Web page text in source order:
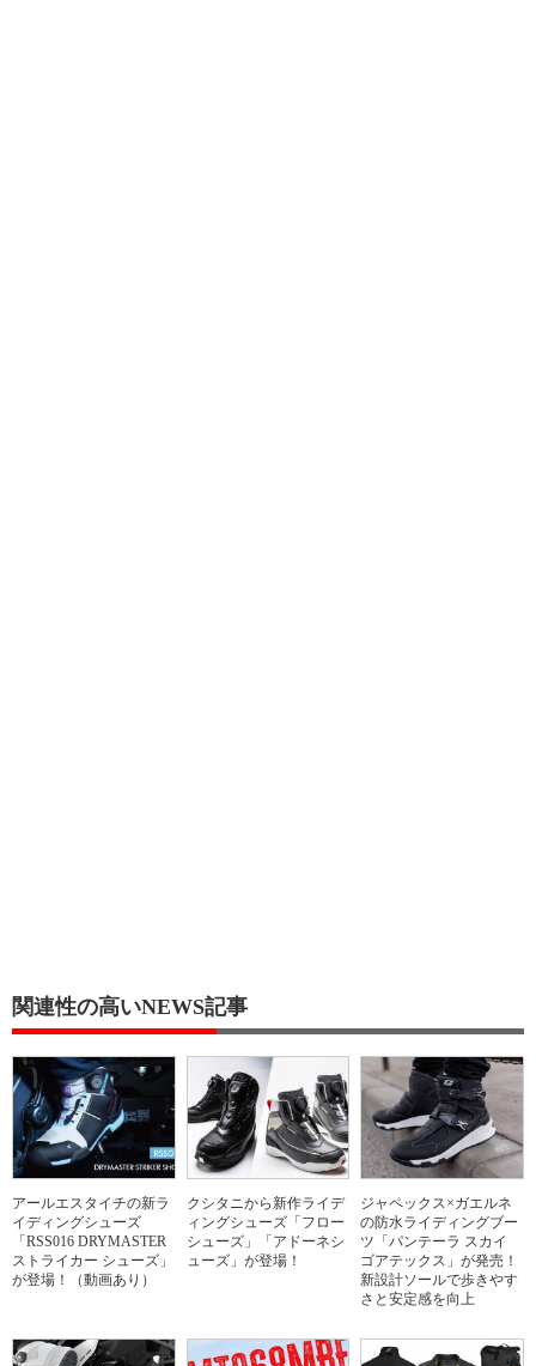
関連性の高いNEWS記事
アールエスタイチの新ラ
イディングシューズ
「RSS016 DRYMASTER
ストライカー シューズ」
が登場！（動画あり）
クシタニから新作ライデ
ィングシューズ「フロー
シューズ」「アドーネシ
ューズ」が登場！
ジャペックス×ガエルネ
の防水ライディングブー
ツ「パンテーラ スカイ
ゴアテックス」が発売！
新設計ソールで歩きやす
さと安定感を向上